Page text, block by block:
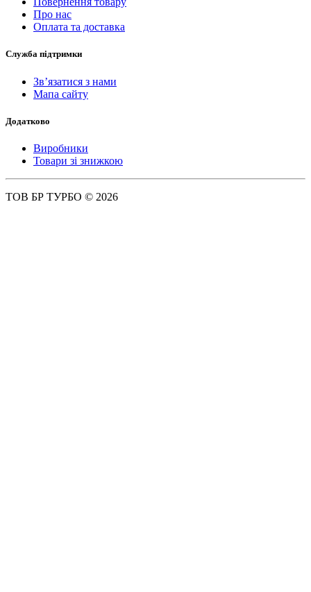
Про нас
Оплата та доставка
Служба підтримки
Зв’язатися з нами
Мапа сайту
Додатково
Виробники
Товари зі знижкою
ТОВ БР ТУРБО © 2026